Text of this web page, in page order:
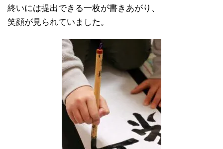
終いには提出できる一枚が書きあがり、
笑顔が見られていました。